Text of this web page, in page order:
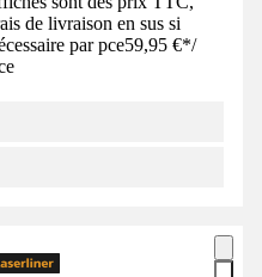
de livraison en sus si
par pce59,95 €*/